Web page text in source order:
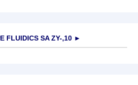
FLUIDICS SA ZY-,10 ►